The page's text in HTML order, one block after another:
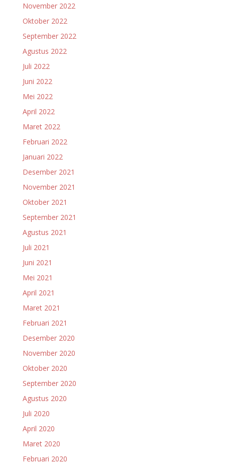
November 2022
Oktober 2022
September 2022
Agustus 2022
Juli 2022
Juni 2022
Mei 2022
April 2022
Maret 2022
Februari 2022
Januari 2022
Desember 2021
November 2021
Oktober 2021
September 2021
Agustus 2021
Juli 2021
Juni 2021
Mei 2021
April 2021
Maret 2021
Februari 2021
Desember 2020
November 2020
Oktober 2020
September 2020
Agustus 2020
Juli 2020
April 2020
Maret 2020
Februari 2020